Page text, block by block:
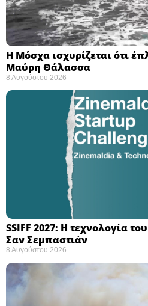
Η Μόσχα ισχυρίζεται ότι
Μαύρη Θάλασσα ​
8 Αυγούστου 2026
SSIFF 2027: Η τεχνολογία
Σαν Σεμπαστιάν ​
8 Αυγούστου 2026